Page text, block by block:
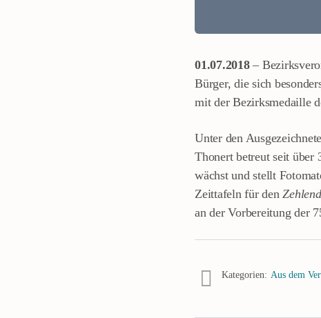
01.07.2018–
Bürger, die sich
mit der Bezirksmedaille
Unter den
Thonert betreut seit über
wächst und stellt
Zeittafeln für den
an der Vorbereitung der
Kategorien: Aus dem